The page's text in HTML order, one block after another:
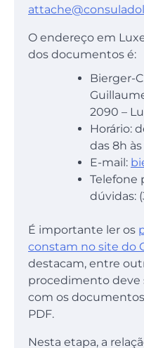
O endereço em
dos documentos é:
Bierger-
2090 –
Horário:
das 8h às
E-mail:
Telefone
dúvidas:
É importante ler os
constam no site do
destacam, entre
procedimento deve
com os
PDF.
Nesta etapa, a